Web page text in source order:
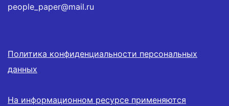
people_paper@mail.ru
Политика конфиденциальности персональных
данных
На информационном ресурсе применяются